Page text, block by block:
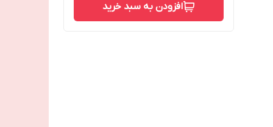
افزودن به سبد خرید